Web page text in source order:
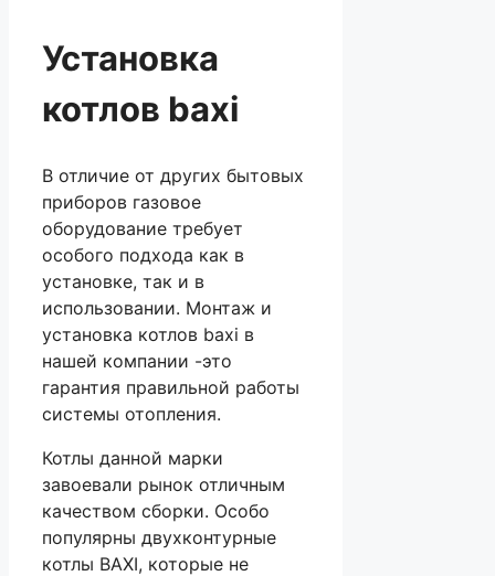
Установка
котлов baxi
В отличие от других бытовых
приборов газовое
оборудование требует
особого подхода как в
установке, так и в
использовании. Монтаж и
установка котлов baxi в
нашей компании -это
гарантия правильной работы
системы отопления.
Котлы данной марки
завоевали рынок отличным
качеством сборки. Особо
популярны двухконтурные
котлы BAXI, которые не